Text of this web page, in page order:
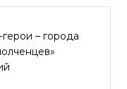
– города